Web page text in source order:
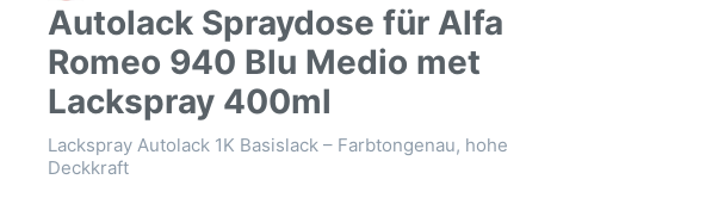
Autolack Spraydose für Alfa
Romeo 940 Blu Medio met
Lackspray 400ml
Lackspray Autolack 1K Basislack – Farbtongenau, hohe
Deckkraft